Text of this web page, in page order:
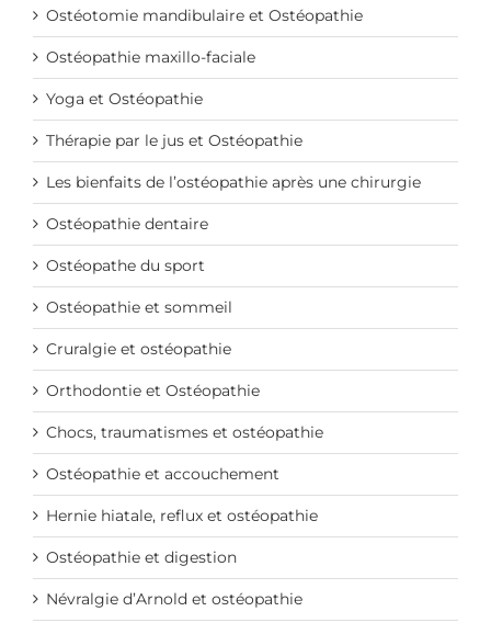
Ostéotomie mandibulaire et Ostéopathie
Ostéopathie maxillo-faciale
Yoga et Ostéopathie
Thérapie par le jus et Ostéopathie
Les bienfaits de l’ostéopathie après une chirurgie
Ostéopathie dentaire
Ostéopathe du sport
Ostéopathie et sommeil
Cruralgie et ostéopathie
Orthodontie et Ostéopathie
Chocs, traumatismes et ostéopathie
Ostéopathie et accouchement
Hernie hiatale, reflux et ostéopathie
Ostéopathie et digestion
Névralgie d’Arnold et ostéopathie